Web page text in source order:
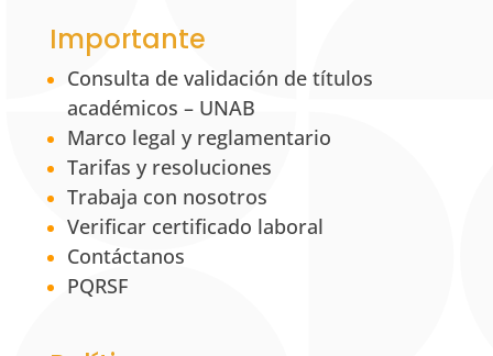
Importante
Consulta de validación de títulos
académicos – UNAB
Marco legal y reglamentario
Tarifas y resoluciones
Trabaja con nosotros
Verificar certificado laboral
Contáctanos
PQRSF